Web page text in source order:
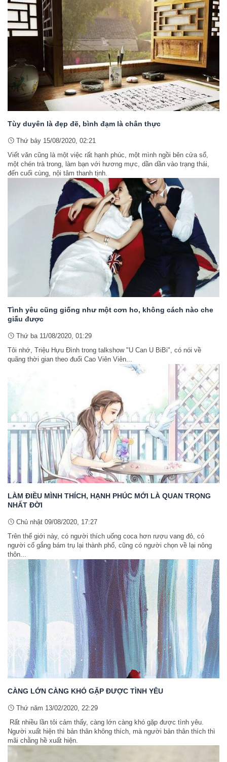
Tùy duyên là đẹp đẽ, bình đạm là chân thực
Thứ bảy 15/08/2020, 02:21
Viết văn cũng là một việc rất hạnh phúc, một mình ngồi bên cửa sổ,
một chén trà trong, làm bạn với hương mực, dần dần vào trạng thái,
đến cuối cùng, nội tâm thanh tịnh.
Tình yêu cũng giống như một cơn ho, không cách nào che
giấu được
Thứ ba 11/08/2020, 01:29
Tôi nhớ, Triệu Hựu Đình trong talkshow "U Can U BiBi", có nói về
quãng thời gian theo đuổi Cao Viên Viên...
LÀM ĐIỀU MÌNH THÍCH, HẠNH PHÚC MỚI LÀ QUAN TRỌNG
NHẤT ĐỜI
Chủ nhật 09/08/2020, 17:27
Trên thế giới này, có người thích uống coca hơn rượu vang đỏ, có
người cố gắng bám trụ lại thành phố, cũng có người chọn về lại nông
thôn...
CÀNG LỚN CÀNG KHÓ GẶP ĐƯỢC TÌNH YÊU
Thứ năm 13/02/2020, 22:29
Rất nhiều lần tôi cảm thấy, càng lớn càng khó gặp được tình yêu.
Người xuất hiện thì bản thân không thích, mà người bản thân thích thì
mãi chằng hề xuất hiện.